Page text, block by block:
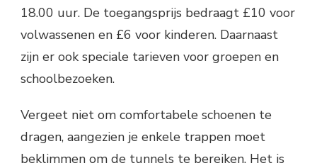
18.00 uur. De toegangsprijs bedraagt £10 voor
volwassenen en £6 voor kinderen. Daarnaast
zijn er ook speciale tarieven voor groepen en
schoolbezoeken.
Vergeet niet om comfortabele schoenen te
dragen, aangezien je enkele trappen moet
beklimmen om de tunnels te bereiken. Het is